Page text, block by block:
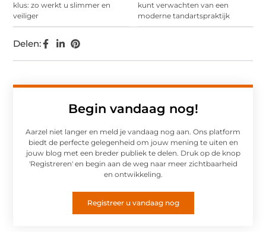
klus: zo werkt u slimmer en
veiliger
kunt verwachten van een
moderne tandartspraktijk
Begin vandaag nog!
Aarzel niet langer en meld je vandaag nog aan. Ons platform
biedt de perfecte gelegenheid om jouw mening te uiten en
jouw blog met een breder publiek te delen. Druk op de knop
'Registreren' en begin aan de weg naar meer zichtbaarheid
en ontwikkeling.
Registreer u vandaag nog
Delen: